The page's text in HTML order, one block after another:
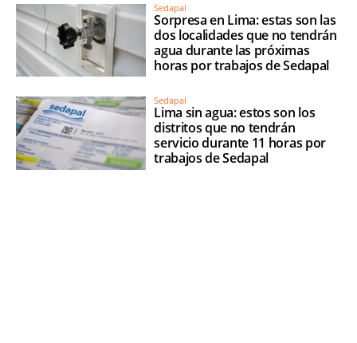
Sedapal
Sorpresa en Lima: estas son las
dos localidades que no tendrán
agua durante las próximas
horas por trabajos de Sedapal
Sedapal
Lima sin agua: estos son los
distritos que no tendrán
servicio durante 11 horas por
trabajos de Sedapal